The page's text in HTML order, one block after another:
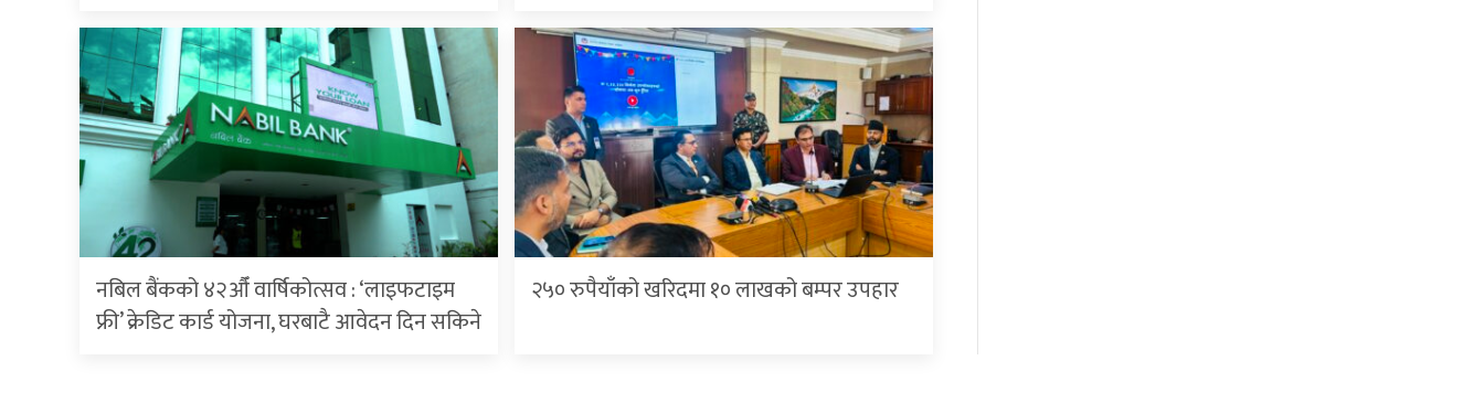
नबिल बैंकको ४२औँ वार्षिकोत्सव : ‘लाइफटाइम
फ्री’ क्रेडिट कार्ड योजना, घरबाटै आवेदन दिन सकिने
२५० रुपैयाँको खरिदमा १० लाखको बम्पर उपहार